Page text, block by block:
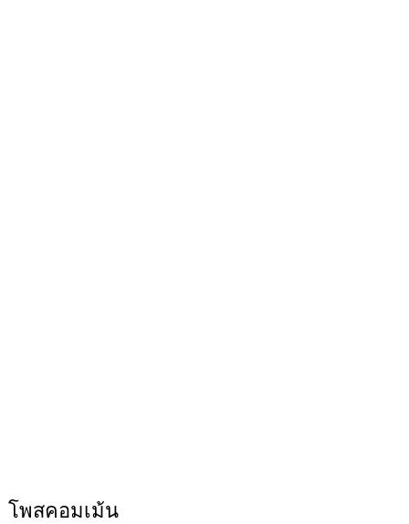
โพสคอมเม้น